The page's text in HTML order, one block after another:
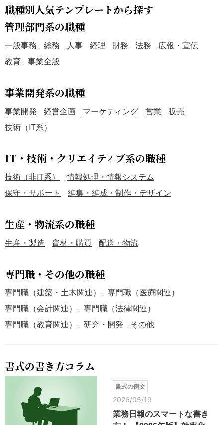
職種別人気テンプレートから探す
管理部門系の職種
一般事務 総務 人事 経理 財務 法務
広報・宣伝
教育
事業全般
事業開発系の職種
事業開発 経営企画 マーケティング 営業
販売
技術（IT系）
IT・技術・クリエイティブ系の職種
技術（非IT系）
情報処理・情報システム
保守・サポート
編集・編成・制作・デザイン
生産・物流系の職種
生産・製造 資材・購買 配送・物流
専門職・その他の職種
専門職（建築・土木関連）
専門職（医療関連）
専門職（会計関連）
専門職（法律関連）
専門職（教育関連）
研究・開発 その他
書式の書き方コラム
書式の例文
2026/05/19
業務日報のスマートな書き